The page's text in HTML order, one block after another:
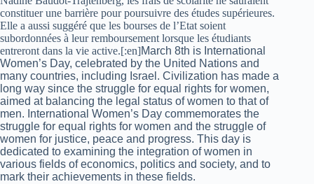
constituer une barrière pour poursuivre des études supérieures.
Elle a aussi suggéré que les bourses de l’Etat soient
subordonnées à leur remboursement lorsque les étudiants
entreront dans la vie active.[:en]March 8th is International
Women’s Day, celebrated by the United Nations and
many countries, including Israel. Civilization has made a
long way since the struggle for equal rights for women,
aimed at balancing the legal status of women to that of
men. International Women’s Day commemorates the
struggle for equal rights for women and the struggle of
women for justice, peace and progress. This day is
dedicated to examining the integration of women in
various fields of economics, politics and society, and to
mark their achievements in these fields.